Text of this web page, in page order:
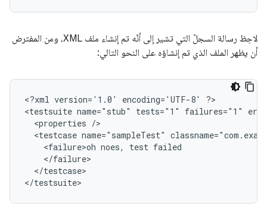
لاحِظ رسالة السجلّ التي تشير إلى أنّه تم إنشاء ملف XML، ومن المفترض
أن يظهر الملف الذي تم إنشاؤه على النحو التالي:
<?xml version='1.0' encoding='UTF-8' ?>
<testsuite name="stub" tests="1" failures="1"
  <properties />
<testcase name="sampleTest"
    <failure>oh noes, test failed
    </failure>
  </testcase>
</testsuite>